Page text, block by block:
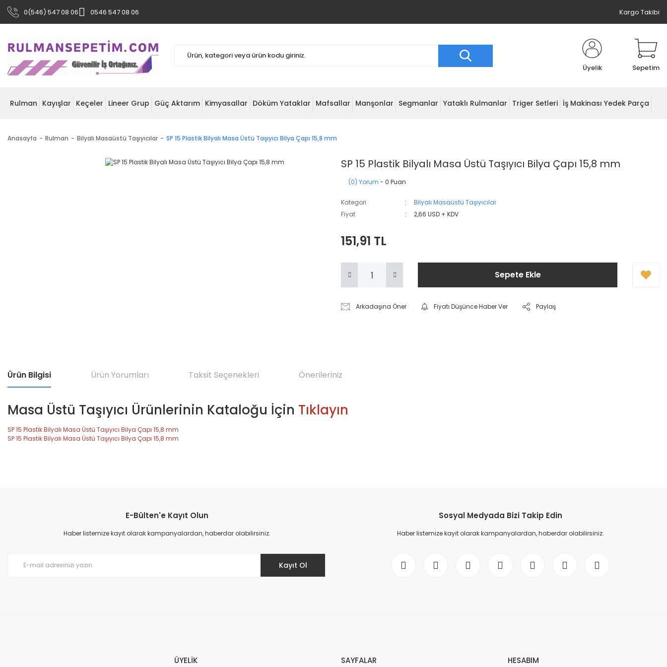
0(546) 547 08 06 0546 547 08 06 Kargo Takibi
Üyelik Sepetim
Rulman Kayışlar Keçeler Lineer Grup Güç Aktarım Kimyasallar Döküm Yataklar Mafsallar Manşonlar Segmanlar Yataklı Rulmanlar Triger Setleri İş Makinası Yedek Parça
Anasayfa Rulman Bilyalı Masaüstü Taşıyıcılar SP 15 Plastik Bilyalı Masa Üstü Taşıyıcı Bilya Çapı 15,8 mm
SP 15 Plastik Bilyalı Masa Üstü Taşıyıcı Bilya Çapı 15,8 mm
(0) Yorum - 0 Puan
Kategori
Bilyalı Masaüstü Taşıyıcılar
Fiyat
2,66 USD + KDV
151,91 TL
Sepete Ekle
Arkadaşına Öner Fiyatı Düşünce Haber Ver Paylaş
Ürün Bilgisi Ürün Yorumları Taksit Seçenekleri Önerileriniz
Masa Üstü Taşıyıcı Ürünlerinin Kataloğu İçin Tıklayın
SP 15 Plastik Bilyalı Masa Üstü Taşıyıcı Bilya Çapı 15,8 mm
SP 15 Plastik Bilyalı Masa Üstü Taşıyıcı Bilya Çapı 15,8 mm
Ürün resmi kalitesiz, bozuk veya görüntülenemiyor.
Ürün açıklamasında eksik bilgiler bulunuyor.
E-Bülten'e Kayıt Olun
Haber listemize kayıt olarak kampanyalardan, haberdar olabilirsiniz.
Kayıt Ol
Sosyal Medyada Bizi Takip Edin
Haber listemize kayıt olarak kampanyalardan, haberdar olabilirsiniz.
ÜYELİK SAYFALAR HESABIM